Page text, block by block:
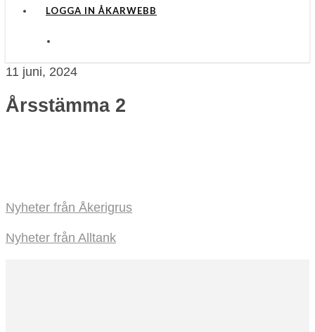
LOGGA IN ÅKARWEBB
11 juni, 2024
Årsstämma 2
Nyheter från Åkerigrus
Nyheter från Alltank